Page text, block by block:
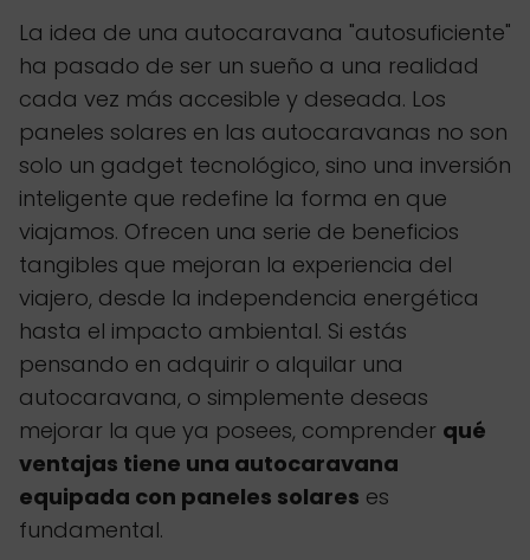
La idea de una autocaravana "autosuficiente"
ha pasado de ser un sueño a una realidad
cada vez más accesible y deseada. Los
paneles solares en las autocaravanas no son
solo un gadget tecnológico, sino una inversión
inteligente que redefine la forma en que
viajamos. Ofrecen una serie de beneficios
tangibles que mejoran la experiencia del
viajero, desde la independencia energética
hasta el impacto ambiental. Si estás
pensando en adquirir o alquilar una
autocaravana, o simplemente deseas
mejorar la que ya posees, comprender qué
ventajas tiene una autocaravana
equipada con paneles solares es
fundamental.